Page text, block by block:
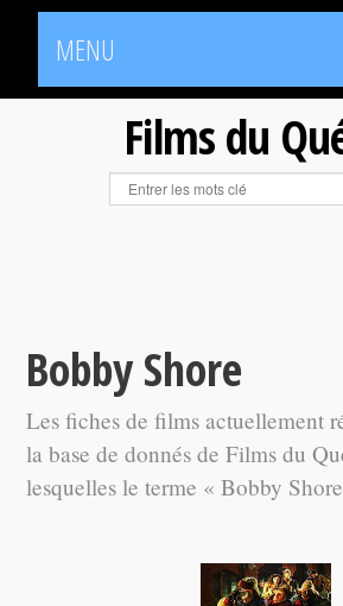
MENU
Films du
Bobby Shore
Les fiches de films actuellement
la base de donnés de Films du
lesquelles le terme « Bobby